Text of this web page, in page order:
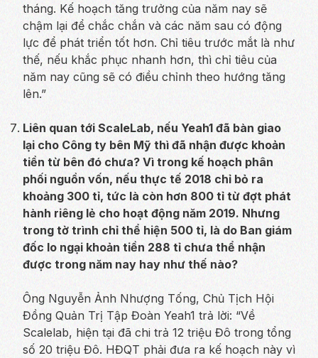
tháng. Kế hoạch tăng trưởng của năm nay sẽ
chậm lại để chắc chắn và các năm sau có động
lực để phát triển tốt hơn. Chỉ tiêu trước mắt là như
thế, nếu khắc phục nhanh hơn, thì chỉ tiêu của
năm nay cũng sẽ có điều chỉnh theo hướng tăng
lên.”
Liên quan tới ScaleLab, nếu Yeah1 đã bàn giao
lại cho Công ty bên Mỹ thì đã nhận được khoản
tiền từ bên đó chưa? Vì trong kế hoạch phân
phối nguồn vốn, nếu thực tế 2018 chỉ bỏ ra
khoảng 300 tỉ, tức là còn hơn 800 tỉ từ đợt phát
hành riêng lẻ cho hoạt động năm 2019. Nhưng
trong tờ trình chỉ thể hiện 500 tỉ, là do Ban giám
đốc lo ngại khoản tiền 288 tỉ chưa thể nhận
được trong năm nay hay như thế nào?
Ông Nguyễn Ảnh Nhượng Tống, Chủ Tịch Hội
Đồng Quản Trị Tập Đoàn Yeah1 trả lời: “Về
Scalelab, hiện tại đã chi trả 12 triệu Đô trong tổng
số 20 triệu Đô. HĐQT phải đưa ra kế hoạch này vì